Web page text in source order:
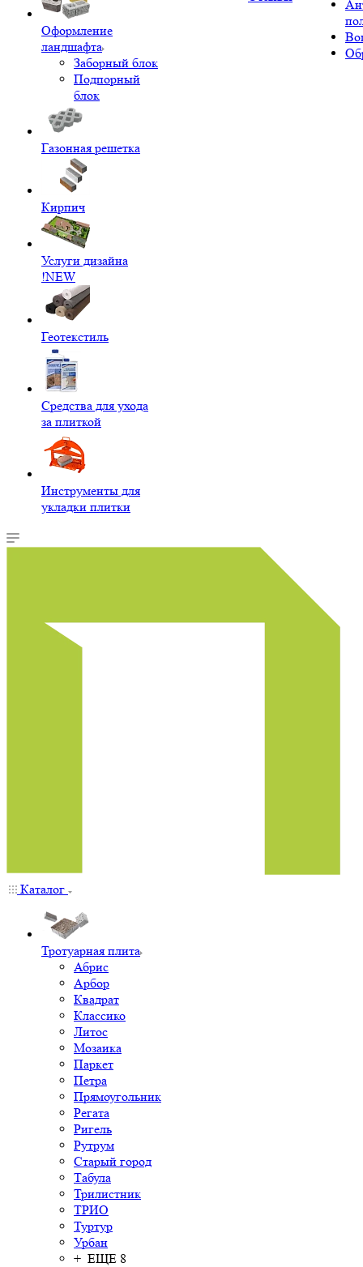
Оформление
ландшафта
Заборный блок
Подпорный
блок
Газонная решетка
Кирпич
Услуги дизайна
!NEW
Геотекстиль
Средства для ухода
за плиткой
Инструменты для
укладки плитки
Каталог
Тротуарная плита
Абрис
Арбор
Квадрат
Классико
Литос
Мозаика
Паркет
Петра
Прямоугольник
Регата
Ригель
Рутрум
Старый город
Табула
Трилистник
ТРИО
Туртур
Урбан
+ ЕЩЕ 8